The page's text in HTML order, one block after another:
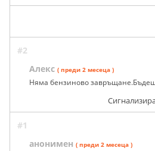
#2
Алекс ( преди 2 месеца )
Няма бензиново
#1
анонимен ( преди 2 месеца )